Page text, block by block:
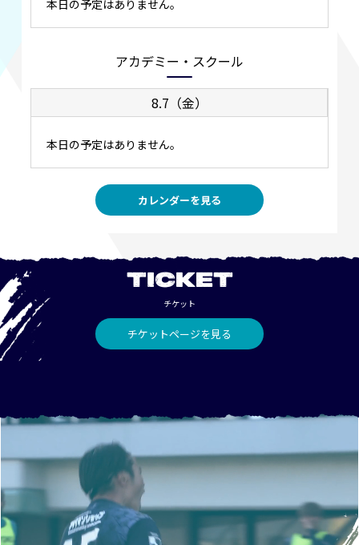
本日の予定はありません。
アカデミー・スクール
8.7（金）
本日の予定はありません。
カレンダーを見る
TICKET
チケット
チケットページを見る